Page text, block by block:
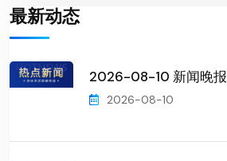
最新动态
2026-08-10 新闻晚报
2026-08-10